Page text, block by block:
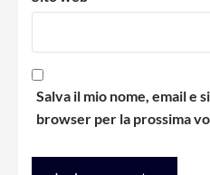
Salva il mio nome, email e
browser per la prossima